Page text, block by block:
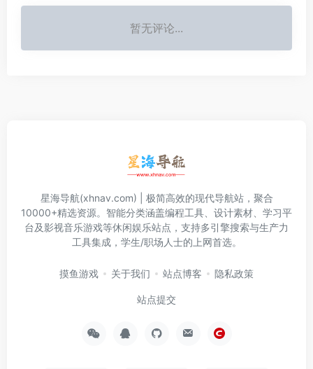
暂无评论...
星海导航(xhnav.com) | 极简高效的现代导航站，聚合
10000+精选资源。智能分类涵盖编程工具、设计素材、学习平
台及影视音乐游戏等休闲娱乐站点，支持多引擎搜索与生产力
工具集成，学生/职场人士的上网首选。
摸鱼游戏 关于我们 站点博客 隐私政策
站点提交